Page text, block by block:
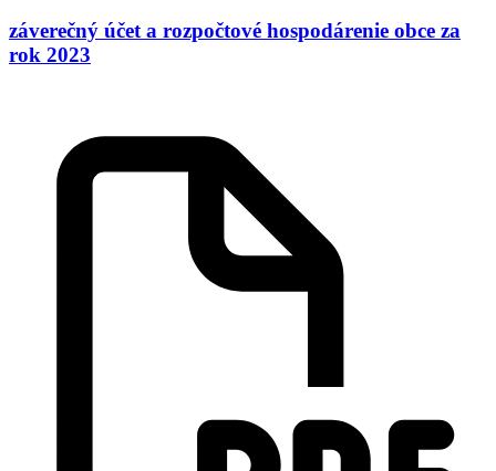
záverečný účet a rozpočtové hospodárenie obce za
rok 2023